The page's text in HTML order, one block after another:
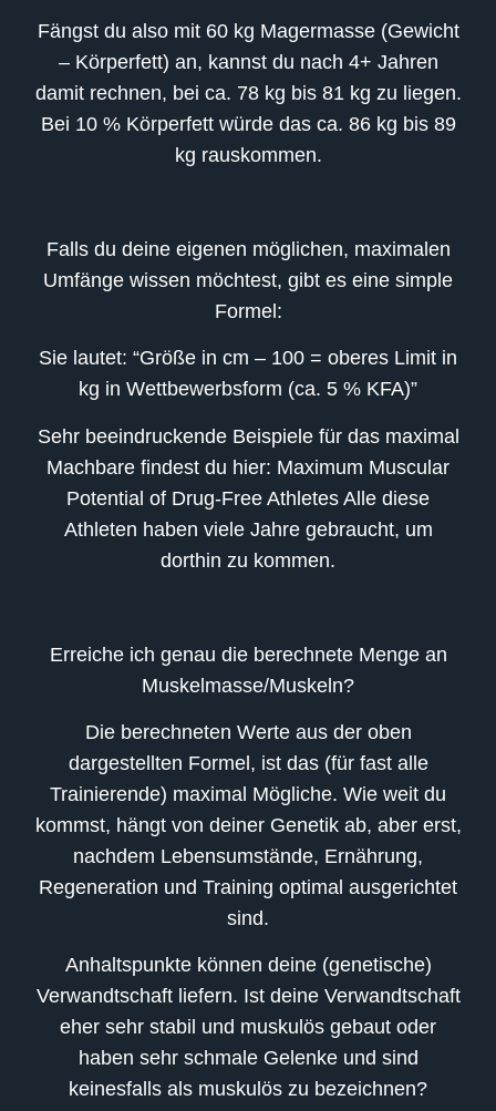
Fängst du also mit 60 kg Magermasse (Gewicht
– Körperfett) an, kannst du nach 4+ Jahren
damit rechnen, bei ca. 78 kg bis 81 kg zu liegen.
Bei 10 % Körperfett würde das ca. 86 kg bis 89
kg rauskommen.
Falls du deine eigenen möglichen, maximalen
Umfänge wissen möchtest, gibt es eine simple
Formel:
Sie lautet: “Größe in cm – 100 = oberes Limit in
kg in Wettbewerbsform (ca. 5 % KFA)”
Sehr beeindruckende Beispiele für das maximal
Machbare findest du hier: Maximum Muscular
Potential of Drug-Free Athletes Alle diese
Athleten haben viele Jahre gebraucht, um
dorthin zu kommen.
Erreiche ich genau die berechnete Menge an
Muskelmasse/Muskeln?
Die berechneten Werte aus der oben
dargestellten Formel, ist das (für fast alle
Trainierende) maximal Mögliche. Wie weit du
kommst, hängt von deiner Genetik ab, aber erst,
nachdem Lebensumstände, Ernährung,
Regeneration und Training optimal ausgerichtet
sind.
Anhaltspunkte können deine (genetische)
Verwandtschaft liefern. Ist deine Verwandtschaft
eher sehr stabil und muskulös gebaut oder
haben sehr schmale Gelenke und sind
keinesfalls als muskulös zu bezeichnen?